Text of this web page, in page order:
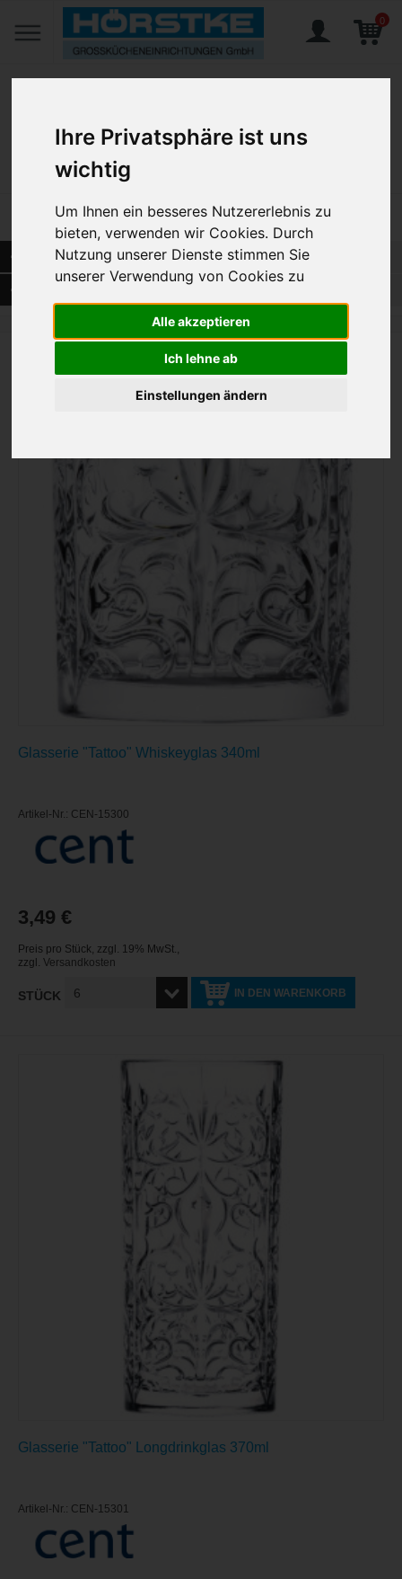
Ihre Privatsphäre ist uns
wichtig
Um Ihnen ein besseres Nutzererlebnis zu
bieten, verwenden wir Cookies. Durch
Nutzung unserer Dienste stimmen Sie
unserer Verwendung von Cookies zu
Alle akzeptieren
Ich lehne ab
Einstellungen ändern
0
Cent, Glaswaren
Cent, Tattoo
3 Artikel
SORTIERUNG NACH REIHENFOLGE
Glasserie "Tattoo" Whiskeyglas 340ml
Artikel-Nr.: CEN-15300
3,49 €
Preis pro Stück, zzgl. 19% MwSt.,
zzgl. Versandkosten
STÜCK IN DEN WARENKORB
Glasserie "Tattoo" Longdrinkglas 370ml
Artikel-Nr.: CEN-15301